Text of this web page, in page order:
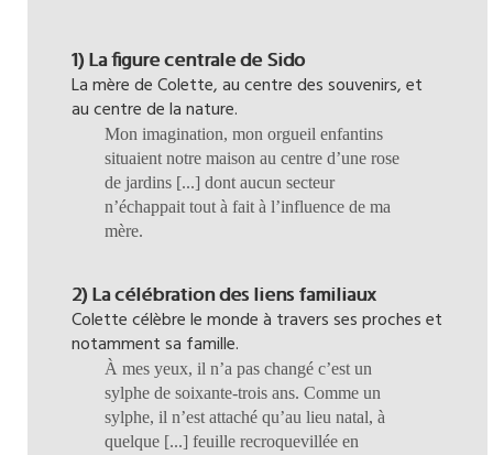
1) La figure centrale de Sido
La mère de Colette, au centre des souvenirs, et
au centre de la nature.
Mon imagination, mon orgueil enfantins
situaient notre maison au centre d’une rose
de jardins [...] dont aucun secteur
n’échappait tout à fait à l’influence de ma
mère.
2) La célébration des liens familiaux
Colette célèbre le monde à travers ses proches et
notamment sa famille.
À mes yeux, il n’a pas changé c’est un
sylphe de soixante-trois ans. Comme un
sylphe, il n’est attaché qu’au lieu natal, à
quelque [...] feuille recroquevillée en